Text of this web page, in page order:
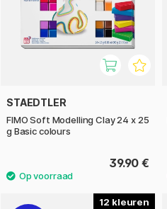
STAEDTLER
FIMO Soft Modelling Clay 24 x 25
g Basic colours
39.90 €
12